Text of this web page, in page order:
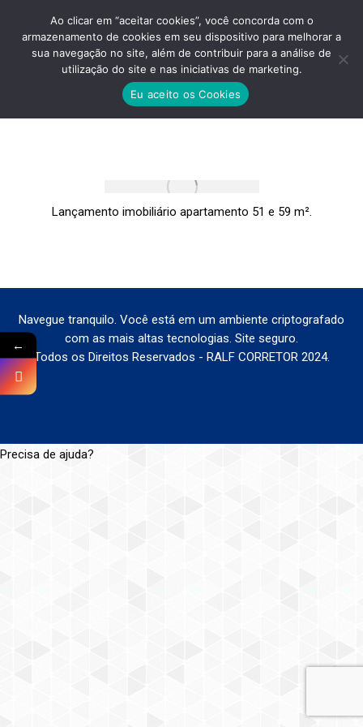
CONECT-PENHA-VALOR
Você está aqui:
Lançamento imobiliário apartamento 51 e 59 m².
Navegue tranquilo. Você está em um ambiente criptografado
com as mais altas tecnologias. Site seguro.
Todos os Direitos Reservados - RALF CORRETOR 2024.
Precisa de ajuda?
←
Ao clicar em “aceitar cookies”, você concorda com o
armazenamento de cookies em seu dispositivo para melhorar a
sua navegação no site, além de contribuir para a análise de
utilização do site e nas iniciativas de marketing.
Eu aceito os Cookies